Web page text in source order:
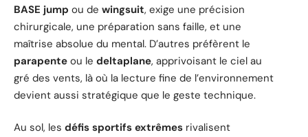
BASE jump ou de wingsuit, exige une précision
chirurgicale, une préparation sans faille, et une
maîtrise absolue du mental. D’autres préfèrent le
parapente ou le deltaplane, apprivoisant le ciel au
gré des vents, là où la lecture fine de l’environnement
devient aussi stratégique que le geste technique.
Au sol, les défis sportifs extrêmes rivalisent